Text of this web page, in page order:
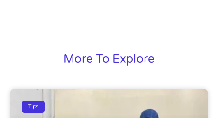
More To Explore
Tips